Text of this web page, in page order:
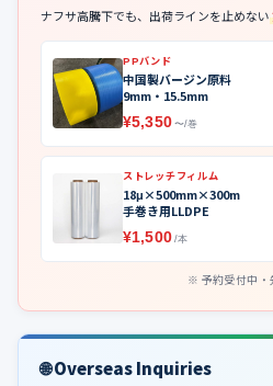
ナフサ高騰下でも、出荷ラインを止めない
PPバンド
中国製バージン原料
9mm・15.5mm
¥5,350 〜/巻
ストレッチフィルム
18μ×500mm×300m
手巻き用LLDPE
¥1,500 /本
予約受付中・
🌐 Overseas Inquiries